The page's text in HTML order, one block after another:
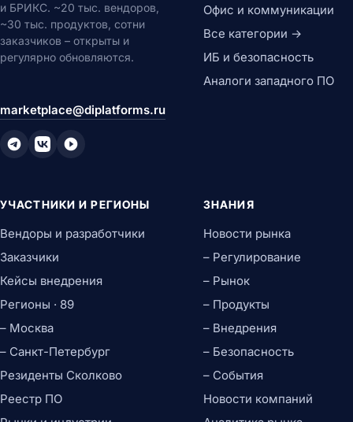
и БРИКС. ~20 тыс. вендоров,
~30 тыс. продуктов, сотни
заказчиков – открыты и
регулярно обновляются.
marketplace@diplatforms.ru
Офис и коммуникации
Все категории →
ИБ и безопасность
Аналоги западного ПО
УЧАСТНИКИ И РЕГИОНЫ
Вендоры и разработчики
Заказчики
Кейсы внедрения
Регионы · 89
– Москва
– Санкт-Петербург
Резиденты Сколково
Реестр ПО
ЗНАНИЯ
Новости рынка
– Регулирование
– Рынок
– Продукты
– Внедрения
– Безопасность
– События
Новости компаний